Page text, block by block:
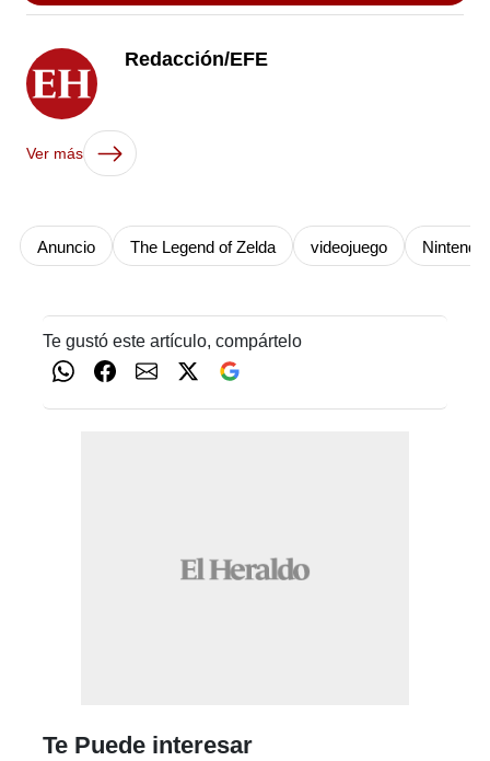
Redacción/EFE
Ver más
Anuncio The Legend of Zelda videojuego
Te gustó este artículo, compártelo
Te Puede interesar